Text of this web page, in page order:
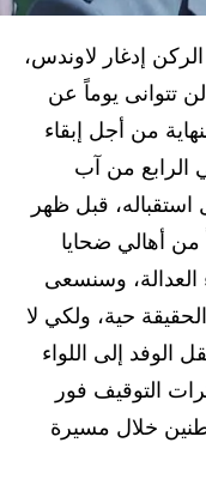
الركن إدغار لاوندس،
تتوانى يوماً عن
من أجل إبقاء
الرابع من آب
استقباله، قبل ظهر
من أهالي ضحايا
العدالة، وسنسعى
حية، ولكي لا
الوفد إلى اللواء
التوقيف فور
خلال مسيرة